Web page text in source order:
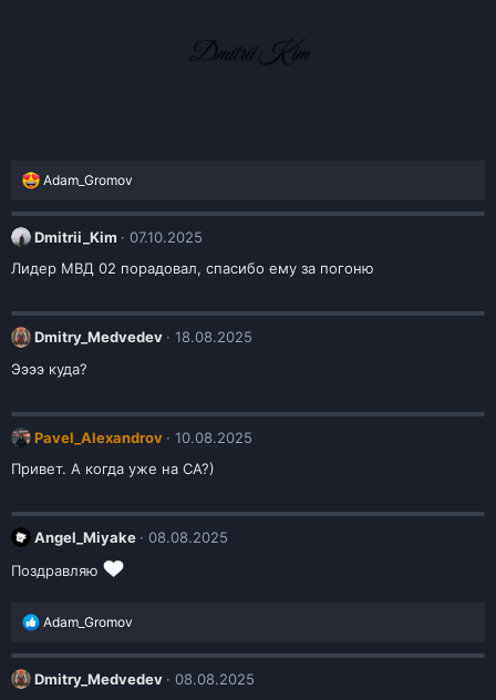
Р
а
к
и
Adam_Gromov
Dmitrii_Kim
07.10.2025
Лидер МВД 02 порадовал, спасибо ему за погоню
Dmitry_Medvedev
18.08.2025
Ээээ куда?
Pavel_Alexandrov
10.08.2025
Привет. А когда уже на СА?)
Angel_Miyake
08.08.2025
Поздравляю
Р
а
к
Adam_Gromov
Dmitry_Medvedev
08.08.2025